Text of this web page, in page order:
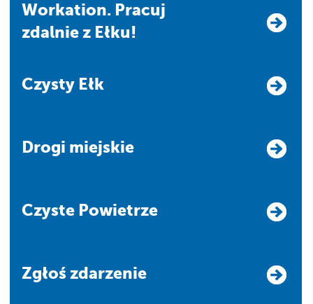
Workation. Pracuj
zdalnie z Ełku!
Czysty Ełk
Drogi miejskie
Czyste Powietrze
Zgłoś zdarzenie